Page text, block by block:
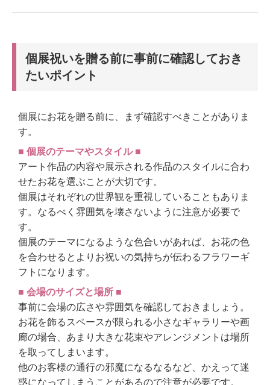
個展祝いを贈る前に事前に確認しておき
たいポイント
個展にお花を贈る前に、まず確認すべきことがありま
す。
■ 個展のテーマやスタイル ■
アート作品の内容や展示される作品のスタイルに合わ
せたお花を選ぶことが大切です。
個展はそれぞれの世界観を重視していることもありま
す。なるべく雰囲気を壊さないように注意が必要で
す。
個展のテーマになるような色合いがあれば、お花の色
を合わせるとよりお祝いの気持ちが伝わるフラワーギ
フトになります。
■ 会場のサイズと場所 ■
事前に会場の広さや雰囲気を確認しておきましょう。
お花を飾るスペースが限られる小さなギャラリーや画
廊の場合、あまり大きな花束やアレンジメントは場所
を取ってしまいます。
他のお客様の通行の邪魔になるなるなど、かえって迷
惑になってしまうことがあるので注意が必要です。